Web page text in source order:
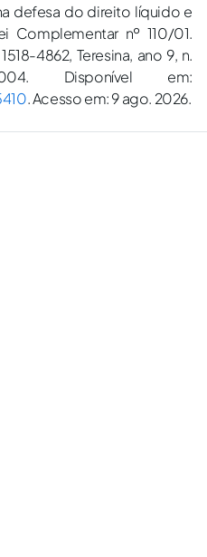
defesa do direito líquido e
Complementar nº 110/01.
4862, Teresina, ano 9, n.
Disponível em:
. Acesso em: 9 ago. 2026.